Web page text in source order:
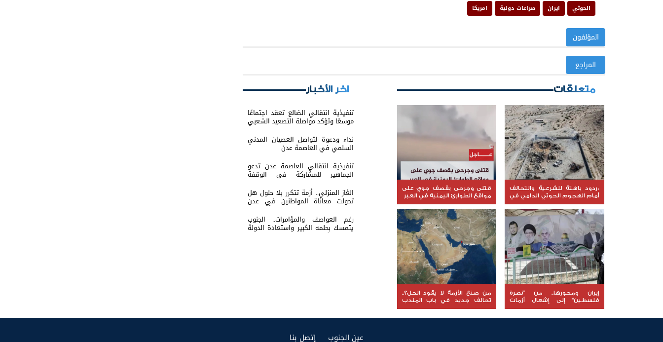
الحوثي ايران صراعات دولية امريكا
المؤلفون
المراجع
متعلقات
*ردود باهتة للشرعية والتحالف
أمام الهجوم الحوثي الدامي في
مأرب وحضرموت*
قتلى وجرحى بقصف جوي على
مواقع الطوارئ اليمنية في العبر
إيران ومحورها.. من "نصرة
فلسطين" إلى إشعال أزمات
المنطقة
من صنع الأزمة لا يقود الحل؟..
تحالف جديد في باب المندب
يعيد فتح ملف إخفاقات التحالف
اخر الأخبار
تنفيذية انتقالي الضالع تعقد اجتماعًا
موسعًا وتؤكد مواصلة التصعيد الشعبي
نداء ودعوة لتواصل العصيان المدني
السلمي في العاصمة عدن
تنفيذية انتقالي العاصمة عدن تدعو
الجماهير للمشاركة في الوقفة
التضامنية مع المعتقل البطل معين
المقرحي
الغاز المنزلي.. أزمة تتكرر بلا حلول هل
تحولت معاناة المواطنين في عدن
والمحافظات إلى ورقة ضغط أم نتيجة
لفشل الإدارة؟
رغم العواصف والمؤامرات.. الجنوب
يتمسك بحلمه الكبير واستعادة الدولة
باتت عنوانًا لمرحلة الصمود
عين الجنوب إتصل بنا